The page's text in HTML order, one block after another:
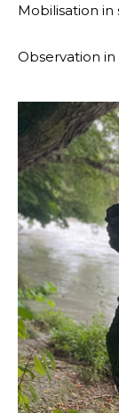
Mobilisation in
Observation in